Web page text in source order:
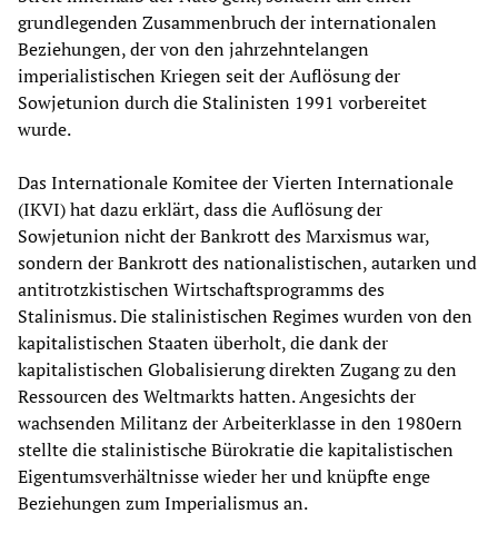
grundlegenden Zusammenbruch der internationalen
Beziehungen, der von den jahrzehntelangen
imperialistischen Kriegen seit der Auflösung der
Sowjetunion durch die Stalinisten 1991 vorbereitet
wurde.
Das Internationale Komitee der Vierten Internationale
(IKVI) hat dazu erklärt, dass die Auflösung der
Sowjetunion nicht der Bankrott des Marxismus war,
sondern der Bankrott des nationalistischen, autarken und
antitrotzkistischen Wirtschaftsprogramms des
Stalinismus. Die stalinistischen Regimes wurden von den
kapitalistischen Staaten überholt, die dank der
kapitalistischen Globalisierung direkten Zugang zu den
Ressourcen des Weltmarkts hatten. Angesichts der
wachsenden Militanz der Arbeiterklasse in den 1980ern
stellte die stalinistische Bürokratie die kapitalistischen
Eigentumsverhältnisse wieder her und knüpfte enge
Beziehungen zum Imperialismus an.